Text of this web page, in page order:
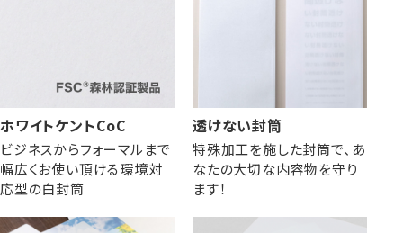
ホワイトケントCoC
ビジネスからフォーマルまで
幅広くお使い頂ける環境対
応型の白封筒
透けない封筒
特殊加工を施した封筒で、あ
なたの大切な内容物を守り
ます！